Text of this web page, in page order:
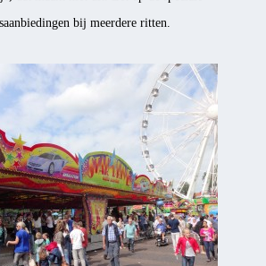
bij meerdere ritten.